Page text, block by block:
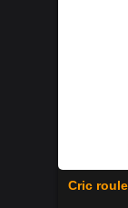
Cric